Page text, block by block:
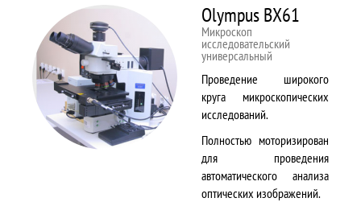
Olympus BX61
Микроскоп
исследовательский
универсальный
Проведение широкого
круга микроскопических
исследований.
Полностью моторизирован
для проведения
автоматического анализа
оптических изображений.